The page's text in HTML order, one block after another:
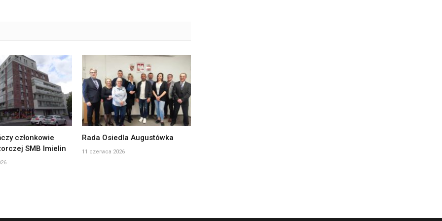
członkowie
SMB Imielin
Rada Osiedla Augustówka
11 czerwca 2026